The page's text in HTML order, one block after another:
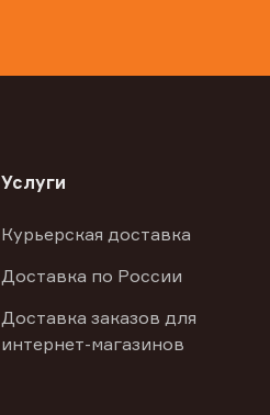
Услуги
Курьерская доставка
Доставка по России
Доставка заказов для
интернет-магазинов